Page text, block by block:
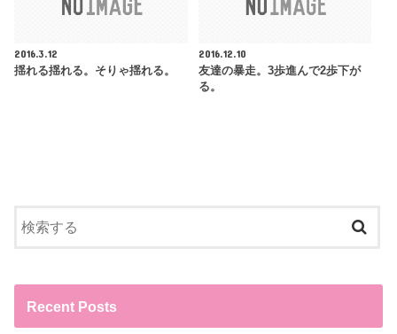
2016.3.12
揺れる揺れる。そりゃ揺れる。
2016.12.10
友達の暴走。3歩進んで2歩下が
る。
Recent Posts